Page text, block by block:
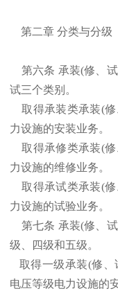
第二章 分类与分级
第六条 承装(修、
试三个类别。
取得承装类承装(修
力设施的安装业务。
取得承修类承装(修
力设施的维修业务。
取得承试类承装(修
力设施的试验业务。
第七条 承装(修、
级、四级和五级。
取得一级承装(修、
电压等级电力设施的